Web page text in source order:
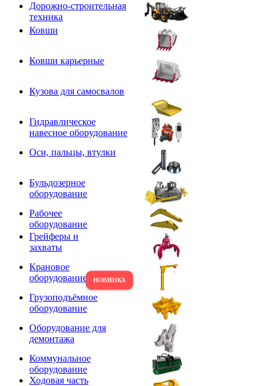
Дорожно-строительная
техника
Ковши
Ковши карьерные
Кузова для самосвалов
Гидравлическое
навесное оборудование
Оси, пальцы, втулки
Бульдозерное
оборудование
Рабочее
оборудование
Грейферы и
захваты
Крановое
оборудование
Грузоподъёмное
оборудование
Оборудование для
демонтажа
Коммунальное
оборудование
Ходовая часть